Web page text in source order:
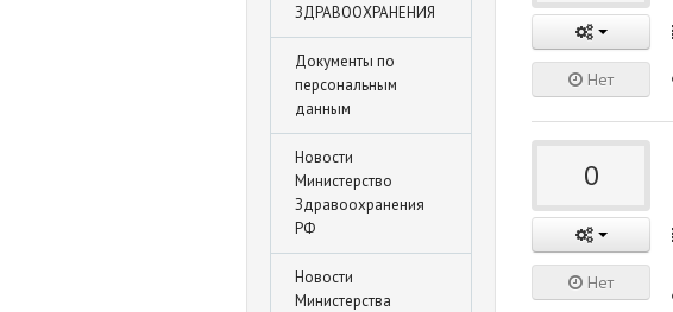
ЗДРАВООХРАНЕНИЯ
Документы по
персональным
данным
Новости
Министерство
Здравоохранения
РФ
Новости
Министерства
Нет
0
Нет